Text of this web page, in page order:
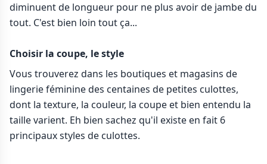
diminuent de longueur pour ne plus avoir de jambe du
tout. C'est bien loin tout ça...
Choisir la coupe, le style
Vous trouverez dans les boutiques et magasins de
lingerie féminine des centaines de petites culottes,
dont la texture, la couleur, la coupe et bien entendu la
taille varient. Eh bien sachez qu'il existe en fait 6
principaux styles de culottes.